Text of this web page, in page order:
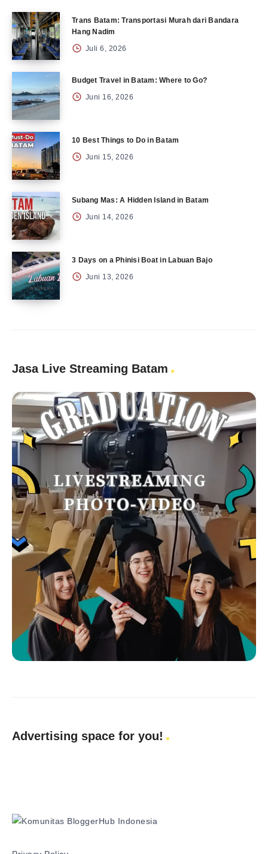
Trans Batam: Transportasi Murah dari Bandara
Hang Nadim
Juli 6, 2026
Budget Travel in Batam: Where to Go?
Juni 16, 2026
10 Best Things to Do in Batam
Juni 15, 2026
Subang Mas: A Hidden Island in Batam
Juni 14, 2026
3 Days on a Phinisi Boat in Labuan Bajo
Juni 13, 2026
Jasa Live Streaming Batam
Advertising space for you!